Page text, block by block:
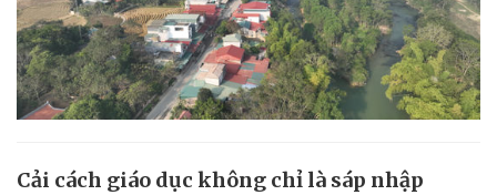
Cải cách giáo dục không chỉ là sáp nhập